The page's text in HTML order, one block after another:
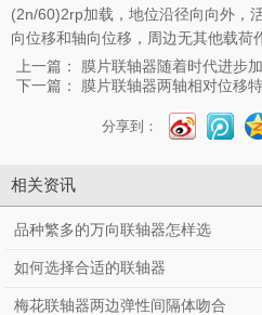
(2n/60)2rp加载，地位沿径向向外，
向位移和轴向位移，周边无其他载荷
上一篇： 膜片联轴器随着时代进步
下一篇： 膜片联轴器两轴相对位移
分享到：
相关资讯
品种繁多的万向联轴器怎样选
如何选择合适的联轴器
梅花联轴器两边弹性间隔体吻合